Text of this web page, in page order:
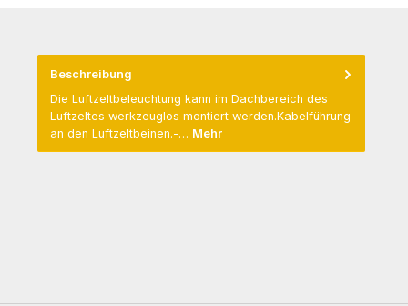
Beschreibung
Die Luftzeltbeleuchtung kann im Dachbereich des
Luftzeltes werkzeuglos montiert werden.Kabelführung
an den Luftzeltbeinen.-… Mehr